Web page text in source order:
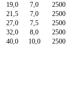
19,0 7,0
2500
21,5 7,0
2500
27,0 7,5
2500
32,0 8,0
2500
40,0 10,0 2500